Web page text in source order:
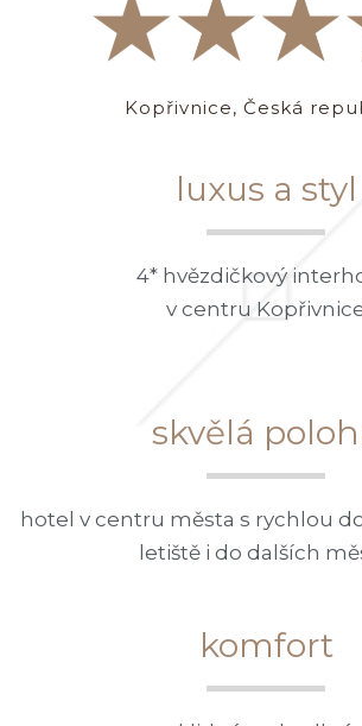
Kopřivnice, Česká
luxus a styl
4* hvězdičkový
v centru
skvělá
hotel v centru města s rychlou
letiště i do dalších
komfort